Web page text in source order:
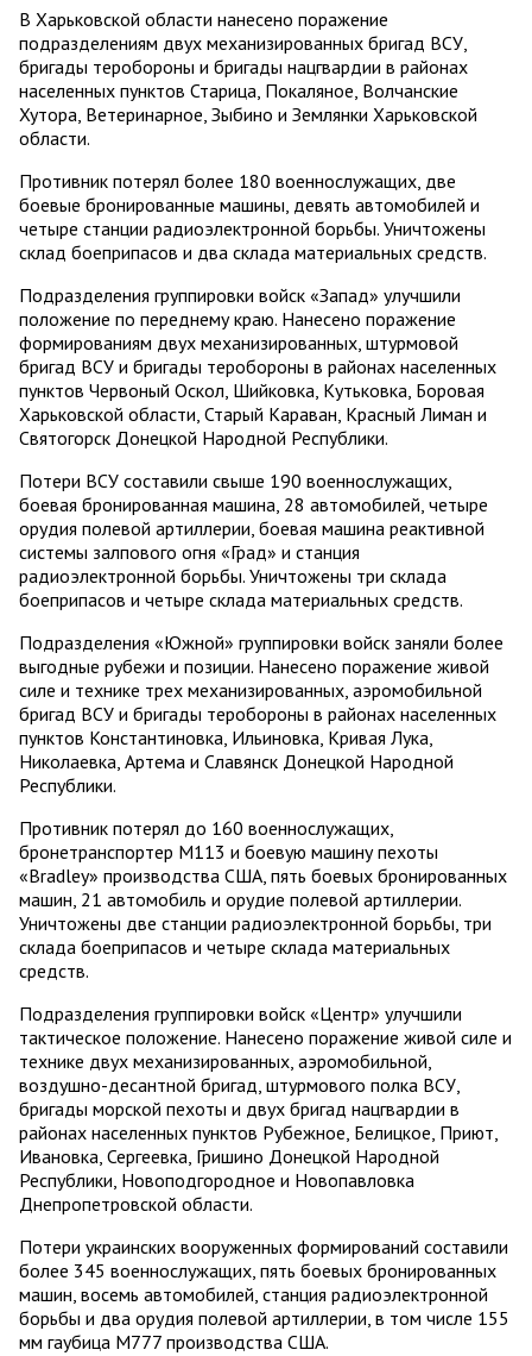
В Харьковской области нанесено поражение
подразделениям двух механизированных бригад ВСУ,
бригады теробороны и бригады нацгвардии в районах
населенных пунктов Старица, Покаляное, Волчанские
Хутора, Ветеринарное, Зыбино и Землянки Харьковской
области.
Противник потерял более 180 военнослужащих, две
боевые бронированные машины, девять автомобилей и
четыре станции радиоэлектронной борьбы. Уничтожены
склад боеприпасов и два склада материальных средств.
Подразделения группировки войск «Запад» улучшили
положение по переднему краю. Нанесено поражение
формированиям двух механизированных, штурмовой
бригад ВСУ и бригады теробороны в районах населенных
пунктов Червоный Оскол, Шийковка, Кутьковка, Боровая
Харьковской области, Старый Караван, Красный Лиман и
Святогорск Донецкой Народной Республики.
Потери ВСУ составили свыше 190 военнослужащих,
боевая бронированная машина, 28 автомобилей, четыре
орудия полевой артиллерии, боевая машина реактивной
системы залпового огня «Град» и станция
радиоэлектронной борьбы. Уничтожены три склада
боеприпасов и четыре склада материальных средств.
Подразделения «Южной» группировки войск заняли более
выгодные рубежи и позиции. Нанесено поражение живой
силе и технике трех механизированных, аэромобильной
бригад ВСУ и бригады теробороны в районах населенных
пунктов Константиновка, Ильиновка, Кривая Лука,
Николаевка, Артема и Славянск Донецкой Народной
Республики.
Противник потерял до 160 военнослужащих,
бронетранспортер М113 и боевую машину пехоты
«Bradley» производства США, пять боевых бронированных
машин, 21 автомобиль и орудие полевой артиллерии.
Уничтожены две станции радиоэлектронной борьбы, три
склада боеприпасов и четыре склада материальных
средств.
Подразделения группировки войск «Центр» улучшили
тактическое положение. Нанесено поражение живой силе и
технике двух механизированных, аэромобильной,
воздушно-десантной бригад, штурмового полка ВСУ,
бригады морской пехоты и двух бригад нацгвардии в
районах населенных пунктов Рубежное, Белицкое, Приют,
Ивановка, Сергеевка, Гришино Донецкой Народной
Республики, Новоподгородное и Новопавловка
Днепропетровской области.
Потери украинских вооруженных формирований составили
более 345 военнослужащих, пять боевых бронированных
машин, восемь автомобилей, станция радиоэлектронной
борьбы и два орудия полевой артиллерии, в том числе 155
мм гаубица М777 производства США.